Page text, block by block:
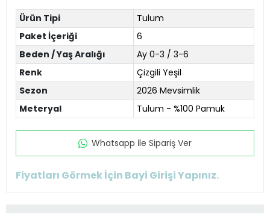
Ürün Tipi
Tulum
Paket İçeriği
6
Beden / Yaş Aralığı
Ay 0-3 / 3-6
Renk
Çizgili Yeşil
Sezon
2026 Mevsimlik
Meteryal
Tulum - %100 Pamuk
Whatsapp İle Sipariş Ver
Fiyatları Görmek İçin Bayi Girişi Yapınız.